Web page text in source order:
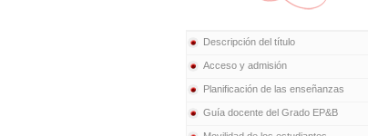
Descripción del título
Acceso y admisión
Planificación de las enseñanzas
Guía docente del Grado EP&B